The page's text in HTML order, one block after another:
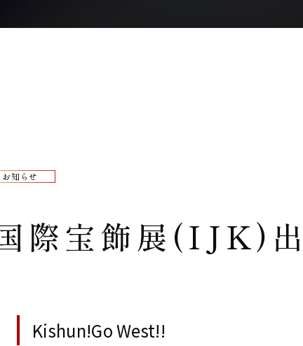
お知らせ
際宝飾展(IJK)
Kishun!Go West!!